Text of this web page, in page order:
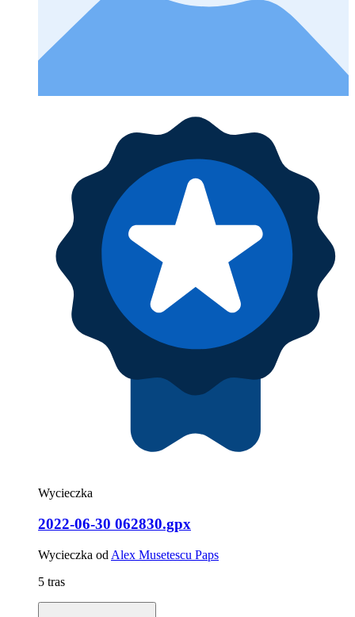
Wycieczka
2022-06-30 062830.gpx
Wycieczka od Alex Musetescu Paps
5 tras